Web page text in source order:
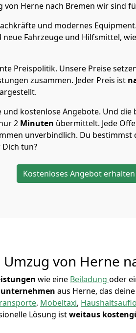
von Herne nach Bremen wir sind
und modernes Equipment.
neue Fahrzeuge und Hilfsmittel,
Preispolitik. Unsere Preise
zusammen. Jeder Preis ist
und kostenlose Angebote. Und die
2 Minuten übermittelt. Jede
unverbindlich. Du bestimmst
tun?
Kostenloses Angebot erhalten
von Herne
wie eine Beiladung oder
aus Herne, das deine
, Möbeltaxi,
Lösung istweitaus